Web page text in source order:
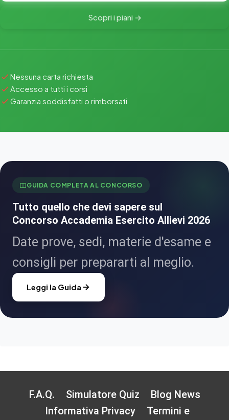
Scopri i piani →
Nessuna carta richiesta
Accesso a tutti i corsi
Garanzia soddisfatti o rimborsati
GUIDA COMPLETA AL CONCORSO
Tutto quello che devi sapere sul
Concorso Accademia Esercito Allievi 2026
Date prove, sedi, materie d'esame e
consigli per prepararti al meglio.
Leggi la Guida
F.A.Q. Simulatore Quiz
Blog News
Informativa Privacy
Termini e